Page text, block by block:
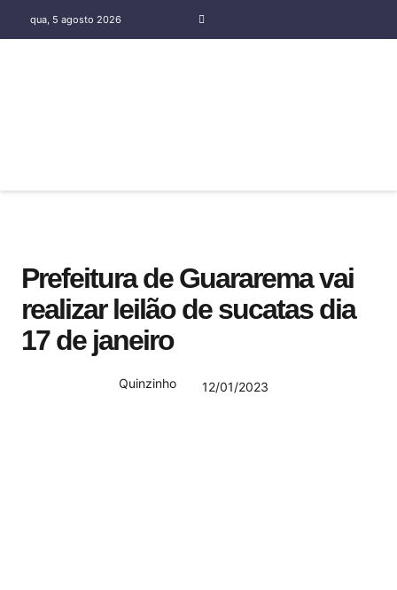
qua, 5 agosto 2026
Prefeitura de Guararema vai
realizar leilão de sucatas dia
17 de janeiro
Quinzinho 12/01/2023